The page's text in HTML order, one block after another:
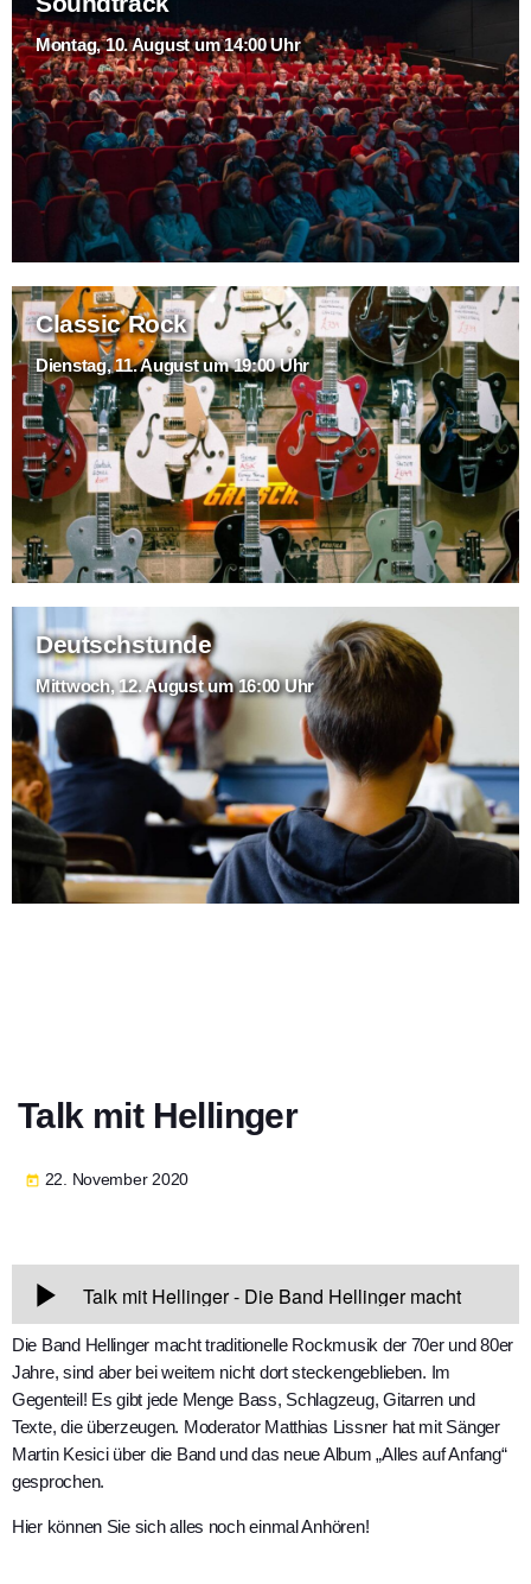
Montag, 10. August um 14:00 Uhr
Classic Rock
Dienstag, 11. August um 19:00 Uhr
Deutschstunde
Mittwoch, 12. August um 16:00 Uhr
Talk mit Hellinger
today 22. November 2020
Die Band Hellinger macht traditionelle Rockmusik der 70er und 80er
Jahre, sind aber bei weitem nicht dort steckengeblieben. Im
Gegenteil! Es gibt jede Menge Bass, Schlagzeug, Gitarren und
Texte, die überzeugen. Moderator Matthias Lissner hat mit Sänger
Martin Kesici über die Band und das neue Album „Alles auf Anfang“
gesprochen.
Hier können Sie sich alles noch einmal Anhören!